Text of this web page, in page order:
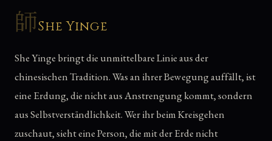
師She Yinge
She Yinge bringt die unmittelbare Linie aus der
chinesischen Tradition. Was an ihrer Bewegung auffällt, ist
eine Erdung, die nicht aus Anstrengung kommt, sondern
aus Selbstverständlichkeit. Wer ihr beim Kreisgehen
zuschaut, sieht eine Person, die mit der Erde nicht